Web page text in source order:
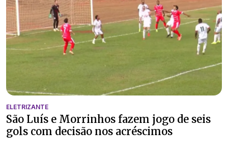
ELETRIZANTE
São Luís e Morrinhos fazem jogo de seis
gols com decisão nos acréscimos